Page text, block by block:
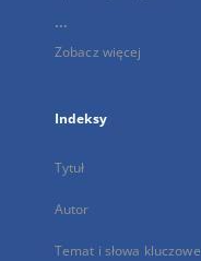
...
Zobacz więcej
Indeksy
Tytuł
Autor
Temat i słowa kluczowe